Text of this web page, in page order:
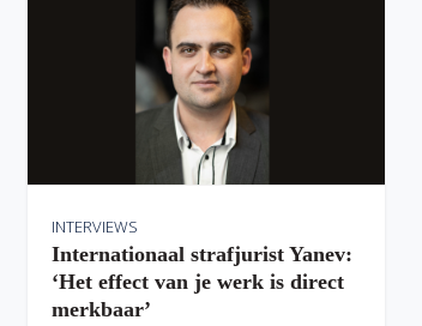
INTERVIEWS
Internationaal strafjurist Yanev:
‘Het effect van je werk is direct
merkbaar’